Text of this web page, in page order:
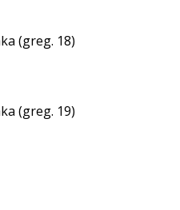
(greg. 18)
(greg. 19)